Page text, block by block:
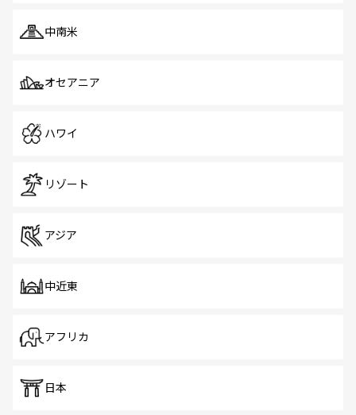
中南米
オセアニア
ハワイ
リゾート
アジア
中近東
アフリカ
日本